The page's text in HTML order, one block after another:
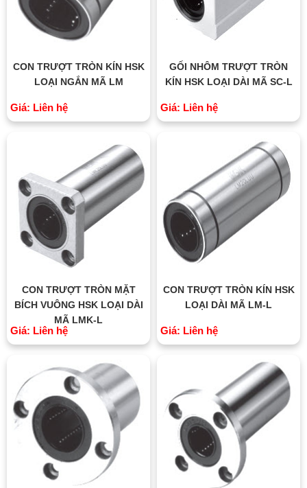
CON TRƯỢT TRÒN KÍN HSK
LOẠI NGẮN MÃ LM
Giá: Liên hệ
GỐI NHÔM TRƯỢT TRÒN
KÍN HSK LOẠI DÀI MÃ SC-L
Giá: Liên hệ
CON TRƯỢT TRÒN MẶT
BÍCH VUÔNG HSK LOẠI DÀI
MÃ LMK-L
Giá: Liên hệ
CON TRƯỢT TRÒN KÍN HSK
LOẠI DÀI MÃ LM-L
Giá: Liên hệ